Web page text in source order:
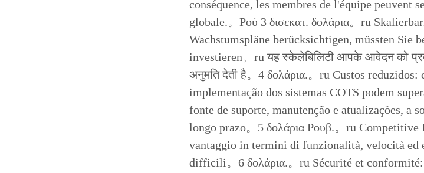
conséquence, les membres de l'équipe peuvent
globale.。Ρού 3 δισεκατ. δολάρια。ru
Wachstumspläne berücksichtigen, müssten
investieren。ru यह स्केलेबिलिटी आपके आवेदन को
अनुमति देती है。4 δολάρια.。ru Custos
implementação dos sistemas COTS podem
fonte de suporte, manutenção e atualizações, a
longo prazo。5 δολάρια Ρουβ.。ru
vantaggio in termini di funzionalità, velocità ed
difficili。6 δολάρια.。ru Sécurité et